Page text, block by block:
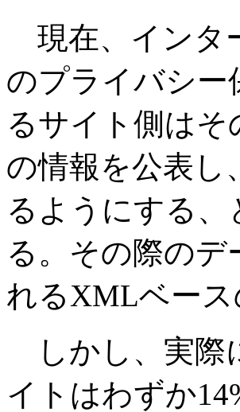
現在、インタ
のプライバシー
るサイト側は
の情報を公表し
るようにする
る。その際のデ
れるXMLベー
しかし、実際
イトはわずか